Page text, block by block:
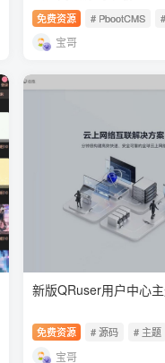
免费资源 # PbootCMS
宝哥
新版QRuser用户中心
免费资源 # 源码 # 主题
宝哥